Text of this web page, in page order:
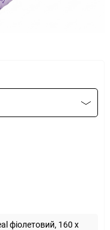
фіолетовий, 160 x